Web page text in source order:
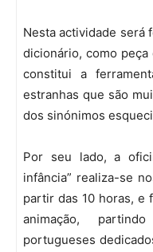
Nesta actividade será
dicionário, como
constitui a
estranhas que são
dos sinónimos
Por seu lado, a
infância” realiza-se
partir das 10 horas, e
animação,
portugueses